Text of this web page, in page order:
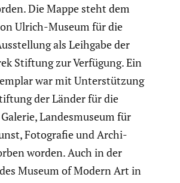
Die Mappe steht dem
Ulrich-Museum für die
als Leihgabe der
Stiftung zur Verfügung. Ein
war mit Unter­stüt­zung
der Länder für die
Landes­mu­seum für
Fotografie und Archi­
worden. Auch in der
Museum of Modern Art in